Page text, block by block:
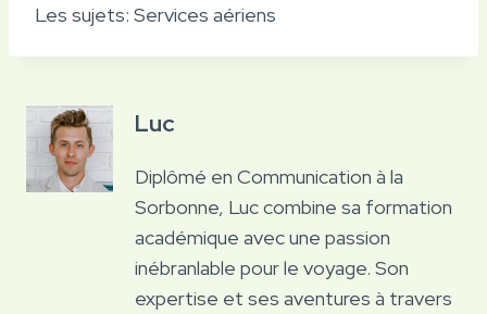
Les sujets: Services aériens
Luc
Diplômé en Communication à la
Sorbonne, Luc combine sa formation
académique avec une passion
inébranlable pour le voyage. Son
expertise et ses aventures à travers